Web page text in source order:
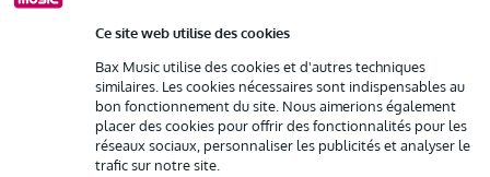
Ce site web utilise des cookies
Bax Music utilise des cookies et d'autres techniques
similaires. Les cookies nécessaires sont indispensables au
bon fonctionnement du site. Nous aimerions également
placer des cookies pour offrir des fonctionnalités pour les
réseaux sociaux, personnaliser les publicités et analyser le
trafic sur notre site.
Louez ce produit à partir de 146 € par mois
Location de plusieurs produits à la fois : min. 300 € et max.
2 500 €
Livraison à domicilegratuite
Résiliation possible du contrat après 4 mois
Possibilité d'acheter votre/vos produit(s) à un tarif réduit
Remplacement rapide par Bax Music en cas de défectuosité
Informations
caisson de bases passif
conçu pour la scène
woofer : 2x 18"
Afficher toutes les caractéristiques du produit